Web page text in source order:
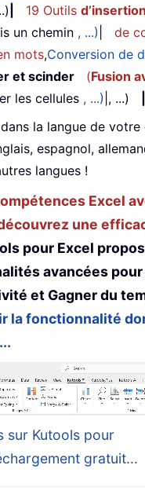
19 Outils d’insertion
un chemin , ...)
de
mots,Conversion de
et scinder (Fusion
les cellules , ...) |, ...)
la langue de votre
espagnol,
langues !
Excel
une
pour Excel
avancées
et Gagner du
la fonctionnalité
sur Kutools pour
gratuit...